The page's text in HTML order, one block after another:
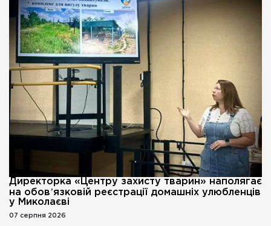
Директорка «Центру захисту тварин» наполягає
на обовʼязковій реєстрації домашніх улюбленців
у Миколаєві
07 серпня 2026